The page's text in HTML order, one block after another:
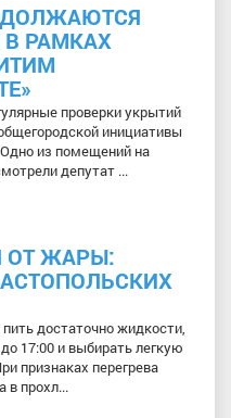
РАМКАХ
проверки укрытий
инициативы
из помещений на
депутат ...
ОТ ЖАРЫ:
достаточно жидкости,
17:00 и выбирать легкую
признаках перегрева
в прохл...